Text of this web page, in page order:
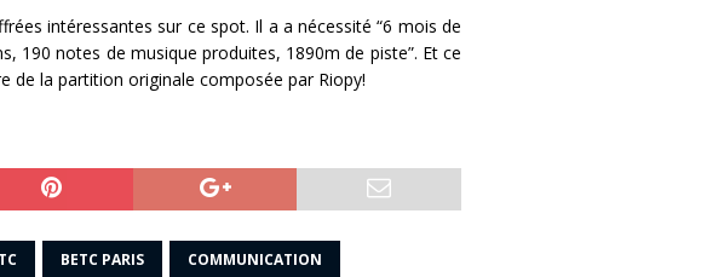
intéressantes sur ce spot. Il a a nécessité “6 mois de
190 notes de musique produites, 1890m de piste”. Et ce
de la partition originale composée par Riopy!
BETC PARIS COMMUNICATION